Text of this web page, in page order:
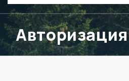
Авторизация